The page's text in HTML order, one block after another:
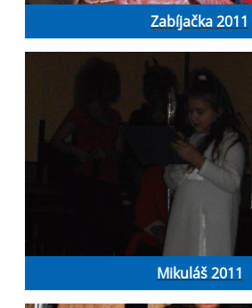
Zabíjačka 2011
Mikuláš 2011